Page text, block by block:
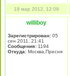
18 мар 2012, 12:09
williboy
Зарегистрирован: 05
сен 2011, 21:41
Сообщения: 1194
Откуда: Москва,Пресня